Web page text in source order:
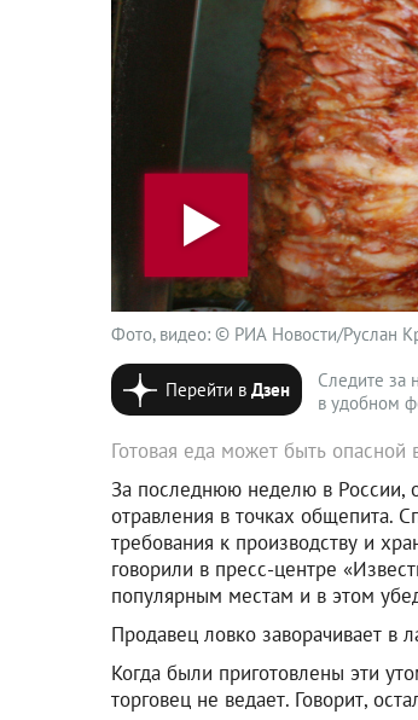
Фото, видео: © РИА Новости/Руслан
Перейти вДзен
Следите за
в удобном
Готовая еда может быть опасной
За последнюю неделю в России,
отравления в точках общепита.
требования к производству и
говорили в пресс-центре
популярным местам и в этом
Продавец ловко заворачивает в
Когда были приготовлены эти
торговец не ведает. Говорит,